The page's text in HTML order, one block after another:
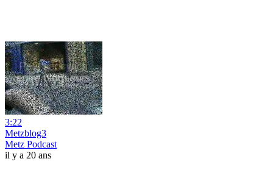
3:22
Metzblog3
Metz Podcast
il y a 20 ans